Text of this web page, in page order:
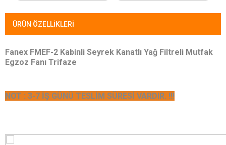
ÜRÜN ÖZELLIKLERI
Fanex FMEF-2 Kabinli Seyrek Kanatlı Yağ Filtreli Mutfak
Egzoz Fanı Trifaze
NOT : 3-7 İŞ GÜNÜ TESLİM SÜRESİ VARDIR. !!!